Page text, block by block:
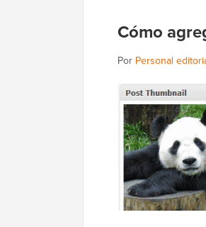
Cómo
Por Personal